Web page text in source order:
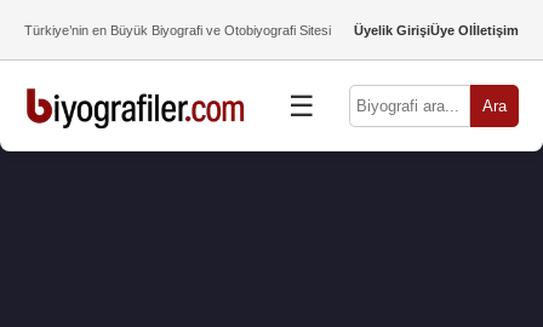
Türkiye’nin en Büyük Biyografi ve Otobiyografi Sitesi Üyelik GirişiÜye Olİletişim
☰ Ara